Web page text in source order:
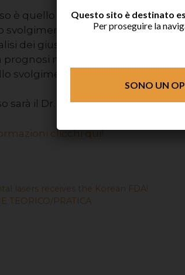
è quello di far conoscere
svolgimento quotidiano delle
dei giusti protocolli operativi da
migliore del caso trattato
svolgimento della professione.
sarà il Dr. Salvatore Russo
clicchi qui!
lasers receives the Korean FDA!
TEORICO/PRATICA
Questo sito è destinato
Per proseguire la
SONO UN